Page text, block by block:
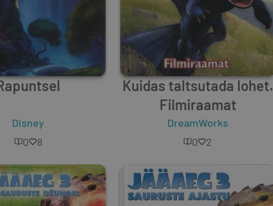
Disney
0
8
Kuidas taltsutada lohet.
Filmiraamat
DreamWorks
0
2